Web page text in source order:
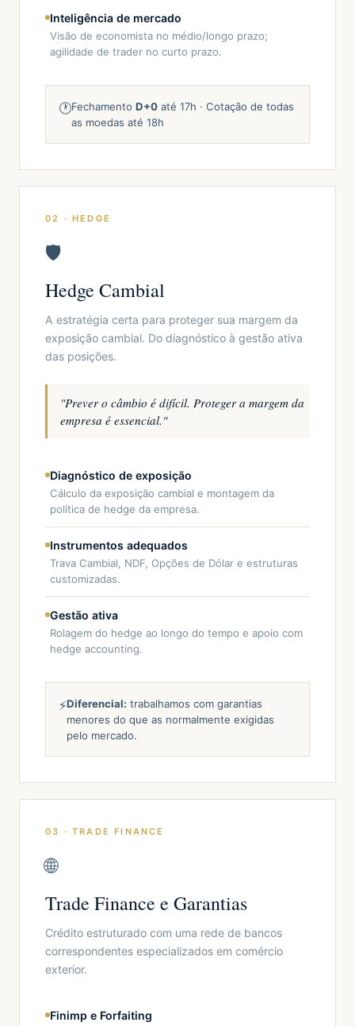
Inteligência de mercado
Visão de economista no médio/longo prazo;
agilidade de trader no curto prazo.
🕐Fechamento D+0 até 17h · Cotação de todas
as moedas até 18h
02 · HEDGE
🛡️
Hedge Cambial
A estratégia certa para proteger sua margem da
exposição cambial. Do diagnóstico à gestão ativa
das posições.
"Prever o câmbio é difícil. Proteger a margem da
empresa é essencial. "
Diagnóstico de exposição
Cálculo da exposição cambial e montagem da
política de hedge da empresa.
Instrumentos adequados
Trava Cambial, NDF, Opções de Dólar e estruturas
customizadas.
Gestão ativa
Rolagem do hedge ao longo do tempo e apoio com
hedge accounting.
⚡Diferencial: trabalhamos com garantias
menores do que as normalmente exigidas
pelo mercado.
03 · TRADE FINANCE
🌐
Trade Finance e Garantias
Crédito estruturado com uma rede de bancos
correspondentes especializados em comércio
exterior.
Finimp e Forfaiting